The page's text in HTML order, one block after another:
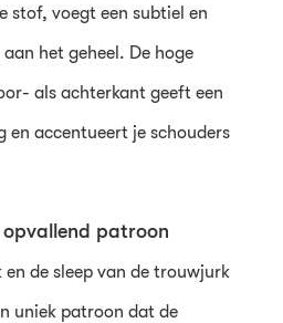
stof, voegt een subtiel en
het geheel. De hoge
als achterkant geeft een
en accentueert je schouders
patroon
de sleep van de trouwjurk
uniek patroon dat de